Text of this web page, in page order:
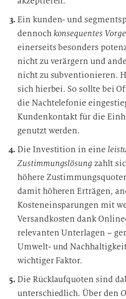
Ein kunden- und
dennoch konsequentes
einerseits besonders
nicht zu verärgern und
nicht zu subventionieren.
sich hierbei. So sollte bei
die Nachtelefonie
Kundenkontakt für die
genutzt werden.
Die Investition in eine
Zustimmungslösung zahlt
höhere
damit höheren Erträgen,
Kosteneinsparungen mit
Versandkosten dank
relevanten Unterlagen –
Umwelt- und
wichtiger Faktor.
Die Rücklaufquoten sind
unterschiedlich. Über den